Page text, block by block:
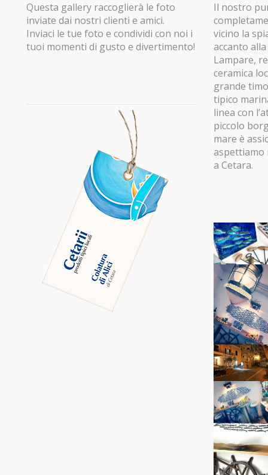
Questa gallery raccoglierà le foto
inviate dai nostri clienti e amici.
Inviaci le tue foto e condividi con noi i
tuoi momenti di gusto e divertimento!
Il nostro
vicino la
accanto
Lampare,
ceramica
grande
tipico
linea con
piccolo
mare è
aspettiamo
a Cetara.